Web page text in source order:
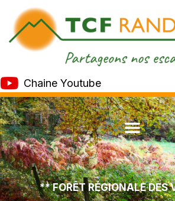
Chaine Youtube
** FORÊT RÉGIONALE DES